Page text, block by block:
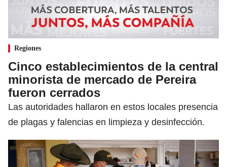
Regiones
Cinco establecimientos de la central
minorista de mercado de Pereira
fueron cerrados
Las autoridades hallaron en estos locales presencia
de plagas y falencias en limpieza y desinfección.